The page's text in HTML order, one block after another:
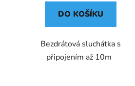
DO KOŠÍKU
Bezdrátová sluchátka s
připojením až 10m